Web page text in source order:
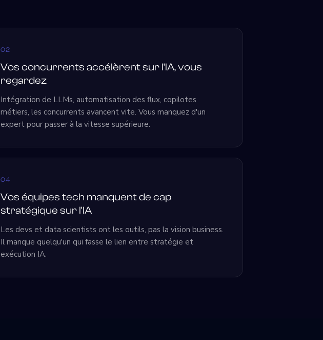
02
Vos concurrents accélèrent sur l'IA, vous
regardez
Intégration de LLMs, automatisation des flux, copilotes
métiers, les concurrents avancent vite. Vous manquez d'un
expert pour passer à la vitesse supérieure.
04
Vos équipes tech manquent de cap
stratégique sur l'IA
Les devs et data scientists ont les outils, pas la vision business.
Il manque quelqu'un qui fasse le lien entre stratégie et
exécution IA.